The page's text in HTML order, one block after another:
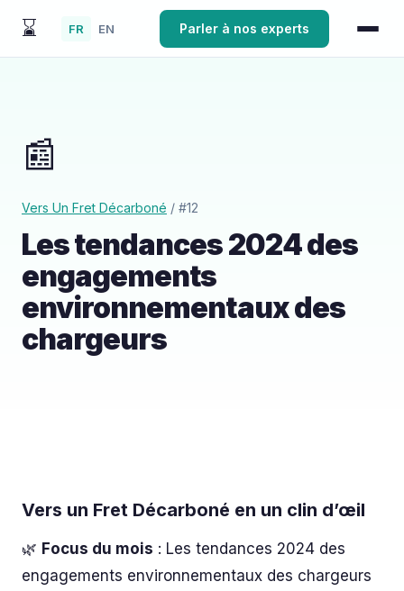
⌛ FR EN Parler à nos experts
📰
Vers Un Fret Décarboné / #12
Les tendances 2024 des
engagements
environnementaux des
chargeurs
Vers un Fret Décarboné en un clin d’œil
🌿 Focus du mois : Les tendances 2024 des
engagements environnementaux des chargeurs